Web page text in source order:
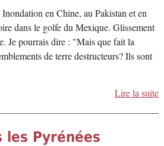
en Chine, au Pakistan et en
dans le golfe du Mexique. Glissement
Je pourrais dire : "Mais que fait la
de terre destructeurs? Ils sont
Lire la suite
les Pyrénées